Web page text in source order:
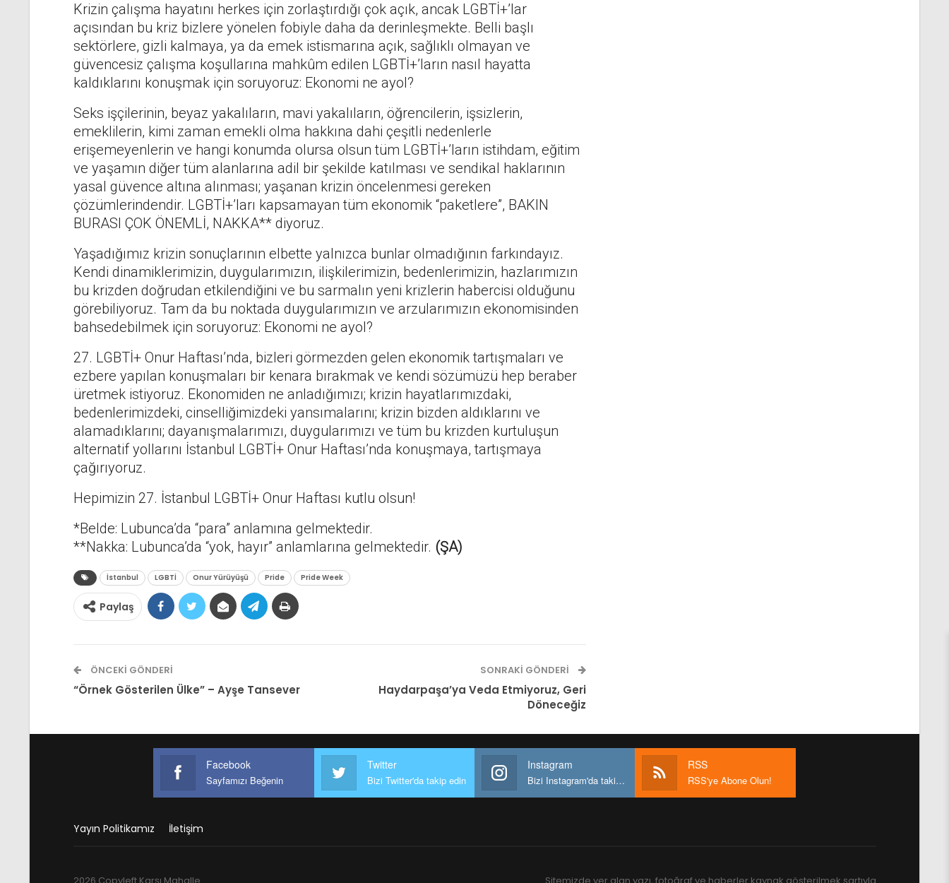
Krizin çalışma hayatını herkes için zorlaştırdığı çok açık, ancak LGBTİ+’lar
açısından bu kriz bizlere yönelen fobiyle daha da derinleşmekte. Belli başlı
sektörlere, gizli kalmaya, ya da emek istismarına açık, sağlıklı olmayan ve
güvencesiz çalışma koşullarına mahkûm edilen LGBTİ+’ların nasıl hayatta
kaldıklarını konuşmak için soruyoruz: Ekonomi ne ayol?
Seks işçilerinin, beyaz yakalıların, mavi yakalıların, öğrencilerin, işsizlerin,
emeklilerin, kimi zaman emekli olma hakkına dahi çeşitli nedenlerle
erişemeyenlerin ve hangi konumda olursa olsun tüm LGBTİ+’ların istihdam, eğitim
ve yaşamın diğer tüm alanlarına adil bir şekilde katılması ve sendikal haklarının
yasal güvence altına alınması; yaşanan krizin öncelenmesi gereken
çözümlerindendir. LGBTİ+’ları kapsamayan tüm ekonomik “paketlere”, BAKIN
BURASI ÇOK ÖNEMLİ, NAKKA** diyoruz.
Yaşadığımız krizin sonuçlarının elbette yalnızca bunlar olmadığının farkındayız.
Kendi dinamiklerimizin, duygularımızın, ilişkilerimizin, bedenlerimizin, hazlarımızın
bu krizden doğrudan etkilendiğini ve bu sarmalın yeni krizlerin habercisi olduğunu
görebiliyoruz. Tam da bu noktada duygularımızın ve arzularımızın ekonomisinden
bahsedebilmek için soruyoruz: Ekonomi ne ayol?
27. LGBTİ+ Onur Haftası’nda, bizleri görmezden gelen ekonomik tartışmaları ve
ezbere yapılan konuşmaları bir kenara bırakmak ve kendi sözümüzü hep beraber
üretmek istiyoruz. Ekonomiden ne anladığımızı; krizin hayatlarımızdaki,
bedenlerimizdeki, cinselliğimizdeki yansımalarını; krizin bizden aldıklarını ve
alamadıklarını; dayanışmalarımızı, duygularımızı ve tüm bu krizden kurtuluşun
alternatif yollarını İstanbul LGBTİ+ Onur Haftası’nda konuşmaya, tartışmaya
çağırıyoruz.
Hepimizin 27. İstanbul LGBTİ+ Onur Haftası kutlu olsun!
*Belde: Lubunca’da “para” anlamına gelmektedir.
**Nakka: Lubunca’da “yok, hayır” anlamlarına gelmektedir. (ŞA)
İstanbul LGBTİ Onur Yürüyüşü Pride Pride Week
Paylaş
ÖNCEKI GÖNDERI
“Örnek Gösterilen Ülke” – Ayşe Tansever
SONRAKI GÖNDERI
Haydarpaşa’ya Veda Etmiyoruz, Geri
Döneceğiz
Facebook
Sayfamızı Beğenin
Twitter
Bizi Twitter'da takip edin
Instagram
Bizi Instagram'da takip edin
RSS
RSS'ye Abone Olun!
Yayın Politikamız İletişim